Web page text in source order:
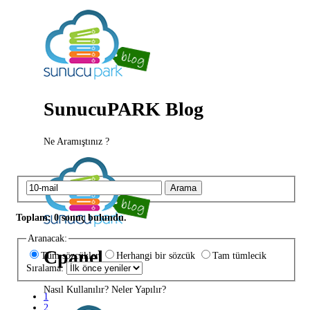
SunucuPARK Blog
Ne Aramıştınız ?
Cpanel
Nasıl Kullanılır? Neler Yapılır?
Arama
Toplam: 0 sonuç bulundu.
Aranacak:
Tüm sözcükler
Herhangi bir sözcük
Tam tümlecik
Sıralama:
1
2